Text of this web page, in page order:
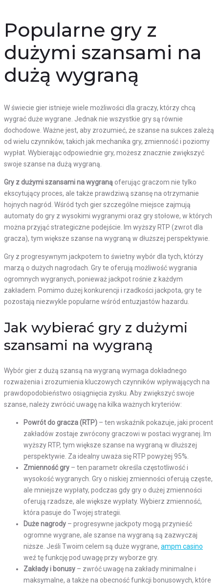
Popularne gry z
dużymi szansami na
dużą wygraną
W świecie gier istnieje wiele możliwości dla graczy, którzy chcą
wygrać duże wygrane. Jednak nie wszystkie gry są równie
dochodowe. Ważne jest, aby zrozumieć, że szanse na sukces zależą
od wielu czynników, takich jak mechanika gry, zmienność i poziomy
wypłat. Wybierając odpowiednie gry, możesz znacznie zwiększyć
swoje szanse na dużą wygraną.
Gry z dużymi szansami na wygraną oferując graczom nie tylko
ekscytujący proces, ale także prawdziwą szansę na otrzymanie
hojnych nagród. Wśród tych gier szczególne miejsce zajmują
automaty do gry z wysokimi wygranymi oraz gry stołowe, w których
można przyjąć strategiczne podejście. Im wyższy RTP (zwrot dla
gracza), tym większe szanse na wygraną w dłuższej perspektywie.
Gry z progresywnym jackpotem to świetny wybór dla tych, którzy
marzą o dużych nagrodach. Gry te oferują możliwość wygrania
ogromnych wygranych, ponieważ jackpot rośnie z każdym
zakładem. Pomimo dużej konkurencji i rzadkości jackpota, gry te
pozostają niezwykle popularne wśród entuzjastów hazardu.
Jak wybierać gry z dużymi
szansami na wygraną
Wybór gier z dużą szansą na wygraną wymaga dokładnego
rozważenia i zrozumienia kluczowych czynników wpływających na
prawdopodobieństwo osiągnięcia zysku. Aby zwiększyć swoje
szanse, należy zwrócić uwagę na kilka ważnych kryteriów:
Powrót do gracza (RTP) – ten wskaźnik pokazuje, jaki procent
zakładów zostaje zwrócony graczowi w postaci wygranej. Im
wyższy RTP, tym większe szanse na wygraną w dłuższej
perspektywie. Za idealny uważa się RTP powyżej 95%.
Zmienność gry – ten parametr określa częstotliwość i
wysokość wygranych. Gry o niskiej zmienności oferują częste,
ale mniejsze wypłaty, podczas gdy gry o dużej zmienności
oferują rzadsze, ale większe wypłaty. Wybierz zmienność,
która pasuje do Twojej strategii.
Duże nagrody – progresywne jackpoty mogą przynieść
ogromne wygrane, ale szanse na wygraną są zazwyczaj
niższe. Jeśli Twoim celem są duże wygrane, ampm casino
weź tę funkcję pod uwagę przy wyborze gry.
Zakłady i bonusy – zwróć uwagę na zakłady minimalne i
maksymalne, a także na obecność funkcji bonusowych, które